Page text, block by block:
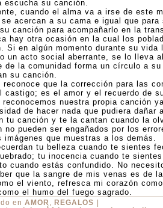
escucha su canción.
cuando el alma va a irse de este
se acercan a su cama e igual que
canción para acompañarlo en la
hay otra ocasión en la cual los
Si en algún momento durante su vida
un acto social aberrante, se lo lleva
de la comunidad forma un círculo a
su canción.
reconoce que la corrección para las
castigo; es el amor y el recuerdo de
reconocemos nuestra propia canción
de hacer nada que pudiera dañar
tu canción y te la cantan cuando la
no pueden ser engañados por los
imágenes que muestras a los demás.
tu belleza cuando te sientes
tu inocencia cuando te
cuando estás confundido. No
que la sangre de mis venas es de
el viento, refresca mi corazón
el humo del fuego sagrado.
en AMOR , REGALOS